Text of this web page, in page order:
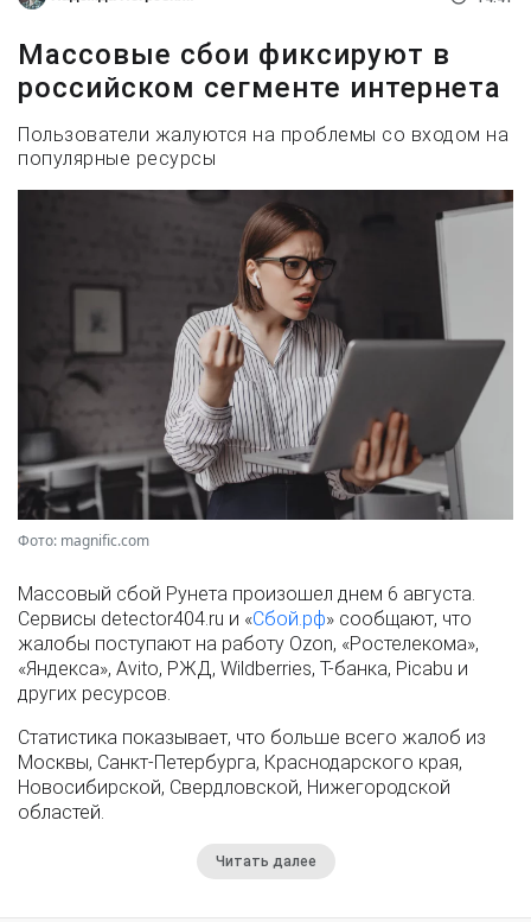
Массовые сбои фиксируют в
российском сегменте интернета
Пользователи жалуются на проблемы со входом на
популярные ресурсы
Фото: magnific.com
Массовый сбой Рунета произошел днем 6 августа.
Сервисы detector404.ru и «Сбой.рф» сообщают, что
жалобы поступают на работу Ozon, «Ростелекома»,
«Яндекса», Avito, РЖД, Wildberries, Т-банка, Picabu и
других ресурсов.
Статистика показывает, что больше всего жалоб из
Москвы, Санкт-Петербурга, Краснодарского края,
Новосибирской, Свердловской, Нижегородской
областей.
Читать далее